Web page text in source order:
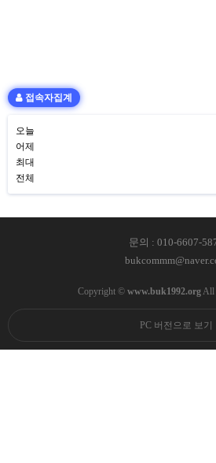
접속자집계
오늘
어제
최대
전체
문의 : 010-6607-
Copyright © www.buk1992.orgAll
PC 버전으로 보기